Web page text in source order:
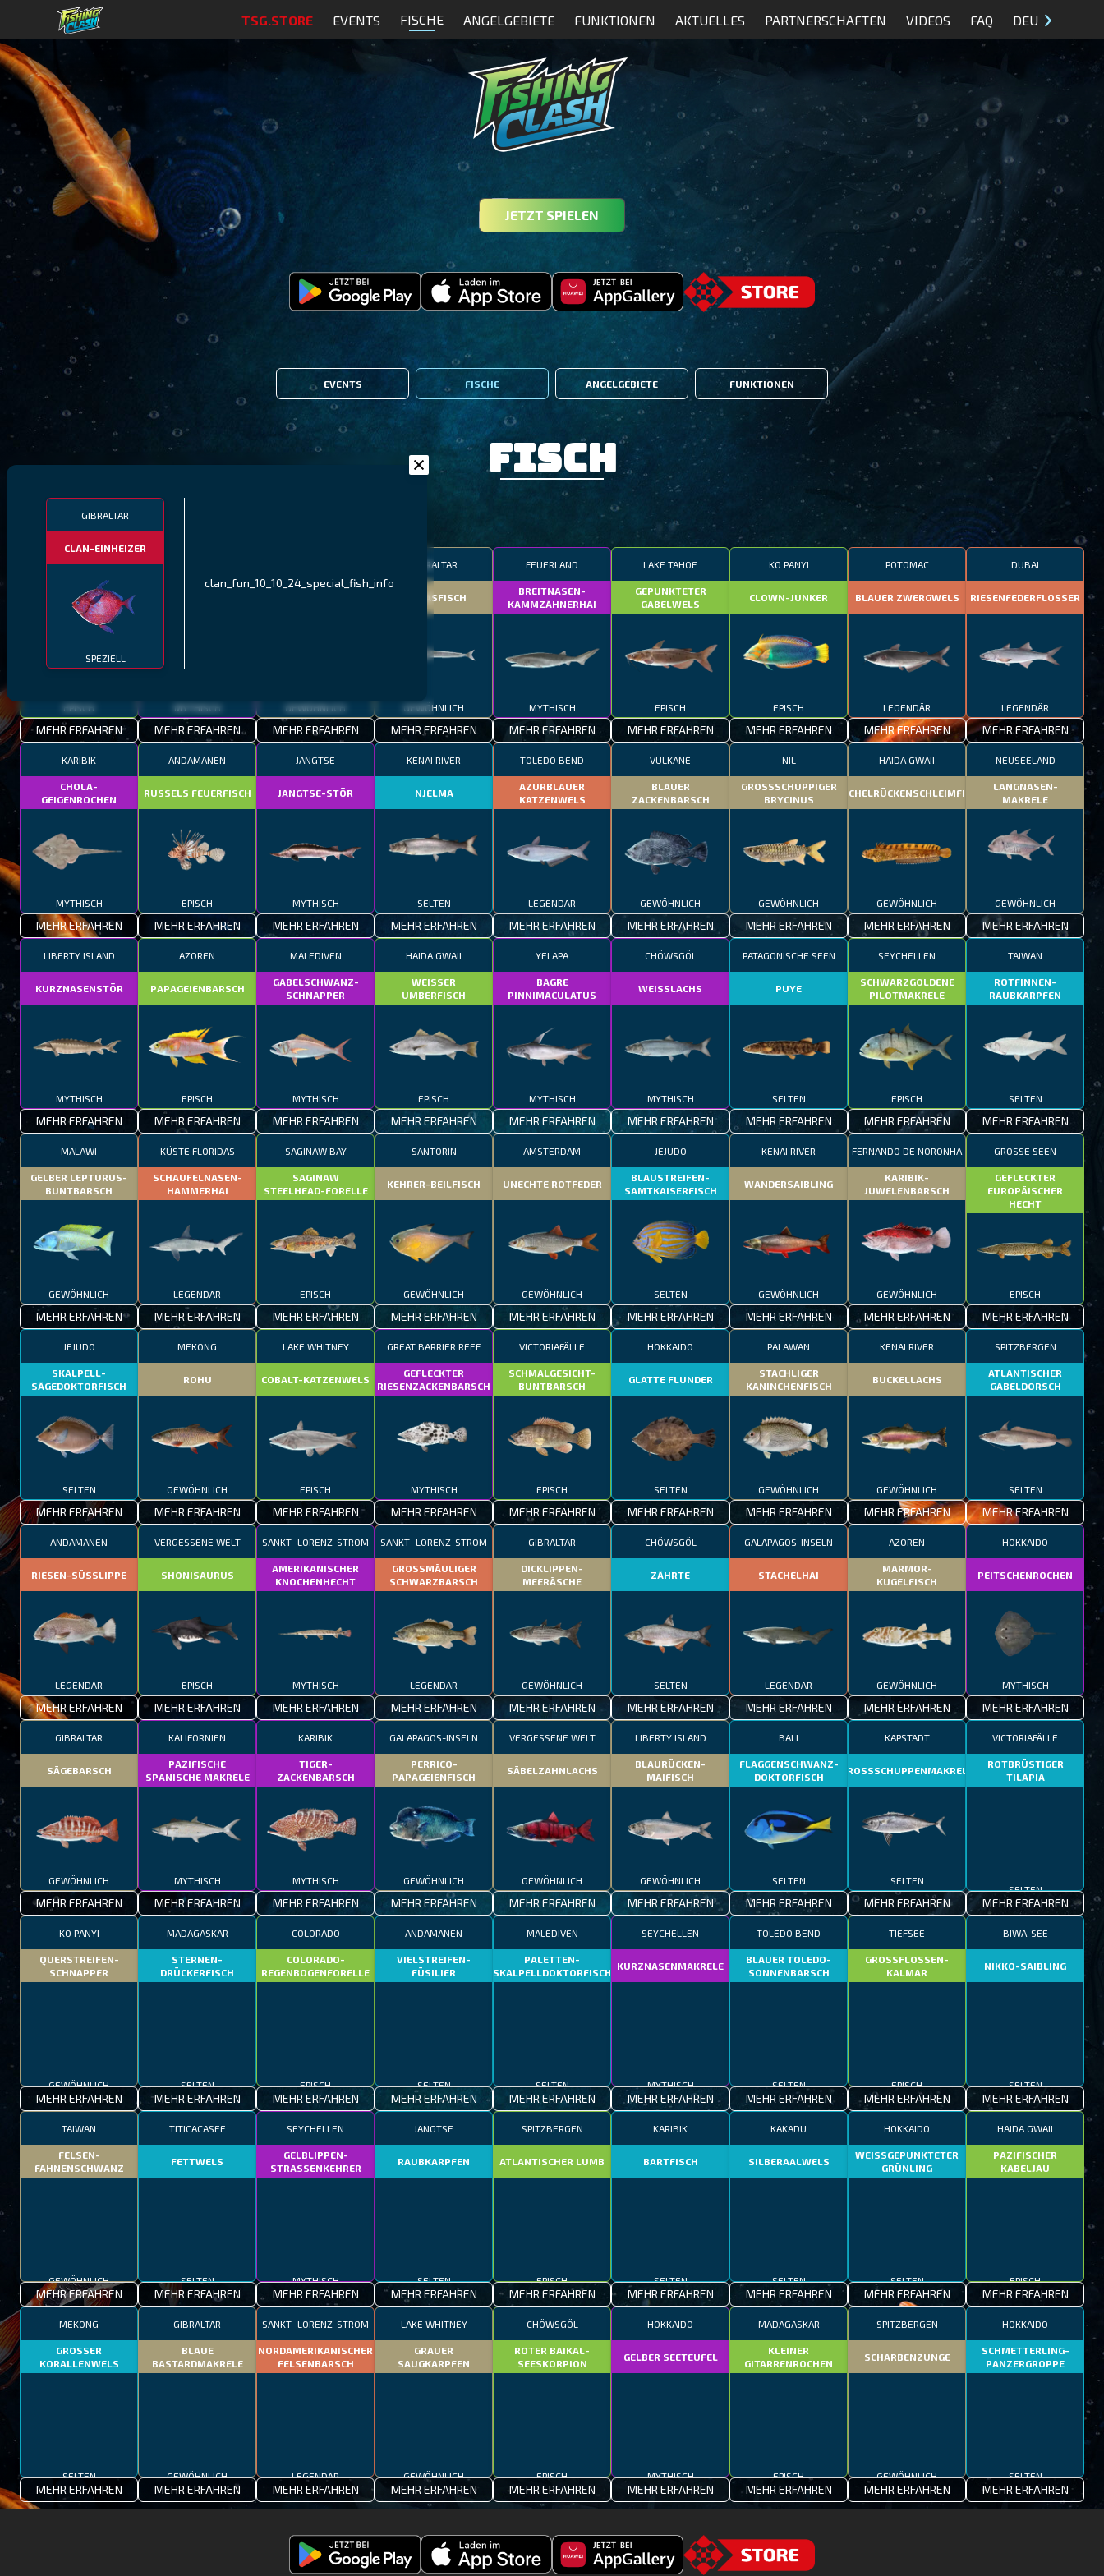
TSG.STORE EVENTS FISCHE ANGELGEBIETE FUNKTIONEN AKTUELLES PARTNERSCHAFTEN VIDEOS FAQ DEU
JETZT SPIELEN
EVENTS FISCHE ANGELGEBIETE FUNKTIONEN
GIBRALTAR
CLAN-EINHEIZER
SPEZIELL
clan_fun_10_10_24_special_fish_info
Fisch
MALAWI
GESTRECKTER
SCHABEMUND-
BUNTBARSCH
EPISCH
MEHR ERFAHREN
NÖRDLICHE FJORDE
MYTHISCH
MEHR ERFAHREN
MEXIKANISCHER
GEWÖHNLICH
MEHR ERFAHREN
GIBRALTAR
TOBIASFISCH
GEWÖHNLICH
MEHR ERFAHREN
FEUERLAND
BREITNASEN-
KAMMZÄHNERHAI
MYTHISCH
MEHR ERFAHREN
LAKE TAHOE
GEPUNKTETER
GABELWELS
EPISCH
MEHR ERFAHREN
KO PANYI
CLOWN-JUNKER
EPISCH
MEHR ERFAHREN
POTOMAC
BLAUER ZWERGWELS
LEGENDÄR
MEHR ERFAHREN
DUBAI
RIESENFEDERFLOSSER
LEGENDÄR
MEHR ERFAHREN
KARIBIK
CHOLA-
GEIGENROCHEN
MYTHISCH
MEHR ERFAHREN
ANDAMANEN
RUSSELS FEUERFISCH
EPISCH
MEHR ERFAHREN
JANGTSE
JANGTSE-STÖR
MYTHISCH
MEHR ERFAHREN
KENAI RIVER
NJELMA
SELTEN
MEHR ERFAHREN
TOLEDO BEND
AZURBLAUER
KATZENWELS
LEGENDÄR
MEHR ERFAHREN
VULKANE
BLAUER
ZACKENBARSCH
GEWÖHNLICH
MEHR ERFAHREN
NIL
GROSSSCHUPPIGER
BRYCINUS
GEWÖHNLICH
MEHR ERFAHREN
HAIDA GWAII
STACHELRÜCKENSCHLEIMFISCH
GEWÖHNLICH
MEHR ERFAHREN
NEUSEELAND
LANGNASEN-
MAKRELE
GEWÖHNLICH
MEHR ERFAHREN
LIBERTY ISLAND
KURZNASENSTÖR
MYTHISCH
MEHR ERFAHREN
AZOREN
PAPAGEIENBARSCH
EPISCH
MEHR ERFAHREN
MALEDIVEN
GABELSCHWANZ-
SCHNAPPER
MYTHISCH
MEHR ERFAHREN
HAIDA GWAII
WEISSER
UMBERFISCH
EPISCH
MEHR ERFAHREN
YELAPA
BAGRE
PINNIMACULATUS
MYTHISCH
MEHR ERFAHREN
CHÖWSGÖL
WEISSLACHS
MYTHISCH
MEHR ERFAHREN
PATAGONISCHE SEEN
PUYE
SELTEN
MEHR ERFAHREN
SEYCHELLEN
SCHWARZGOLDENE
PILOTMAKRELE
EPISCH
MEHR ERFAHREN
TAIWAN
ROTFINNEN-
RAUBKARPFEN
SELTEN
MEHR ERFAHREN
MALAWI
GELBER LEPTURUS-
BUNTBARSCH
GEWÖHNLICH
MEHR ERFAHREN
KÜSTE FLORIDAS
SCHAUFELNASEN-
HAMMERHAI
LEGENDÄR
MEHR ERFAHREN
SAGINAW BAY
SAGINAW
STEELHEAD-FORELLE
EPISCH
MEHR ERFAHREN
SANTORIN
KEHRER-BEILFISCH
GEWÖHNLICH
MEHR ERFAHREN
AMSTERDAM
UNECHTE ROTFEDER
GEWÖHNLICH
MEHR ERFAHREN
JEJUDO
BLAUSTREIFEN-
SAMTKAISERFISCH
SELTEN
MEHR ERFAHREN
KENAI RIVER
WANDERSAIBLING
GEWÖHNLICH
MEHR ERFAHREN
FERNANDO DE NORONHA
KARIBIK-
JUWELENBARSCH
GEWÖHNLICH
MEHR ERFAHREN
GROSSE SEEN
GEFLECKTER
EUROPÄISCHER
HECHT
EPISCH
MEHR ERFAHREN
JEJUDO
SKALPELL-
SÄGEDOKTORFISCH
SELTEN
MEHR ERFAHREN
MEKONG
ROHU
GEWÖHNLICH
MEHR ERFAHREN
LAKE WHITNEY
COBALT-KATZENWELS
EPISCH
MEHR ERFAHREN
GREAT BARRIER REEF
GEFLECKTER
RIESENZACKENBARSCH
MYTHISCH
MEHR ERFAHREN
VICTORIAFÄLLE
SCHMALGESICHT-
BUNTBARSCH
EPISCH
MEHR ERFAHREN
HOKKAIDO
GLATTE FLUNDER
SELTEN
MEHR ERFAHREN
PALAWAN
STACHLIGER
KANINCHENFISCH
GEWÖHNLICH
MEHR ERFAHREN
KENAI RIVER
BUCKELLACHS
GEWÖHNLICH
MEHR ERFAHREN
SPITZBERGEN
ATLANTISCHER
GABELDORSCH
SELTEN
MEHR ERFAHREN
ANDAMANEN
RIESEN-SÜSSLIPPE
LEGENDÄR
MEHR ERFAHREN
VERGESSENE WELT
SHONISAURUS
EPISCH
MEHR ERFAHREN
SANKT- LORENZ-STROM
AMERIKANISCHER
KNOCHENHECHT
MYTHISCH
MEHR ERFAHREN
SANKT- LORENZ-STROM
GROSSMÄULIGER
SCHWARZBARSCH
LEGENDÄR
MEHR ERFAHREN
GIBRALTAR
DICKLIPPEN-
MEERÄSCHE
GEWÖHNLICH
MEHR ERFAHREN
CHÖWSGÖL
ZÄHRTE
SELTEN
MEHR ERFAHREN
GALAPAGOS-INSELN
STACHELHAI
LEGENDÄR
MEHR ERFAHREN
AZOREN
MARMOR-
KUGELFISCH
GEWÖHNLICH
MEHR ERFAHREN
HOKKAIDO
PEITSCHENROCHEN
MYTHISCH
MEHR ERFAHREN
GIBRALTAR
SÄGEBARSCH
GEWÖHNLICH
MEHR ERFAHREN
KALIFORNIEN
PAZIFISCHE
SPANISCHE MAKRELE
MYTHISCH
MEHR ERFAHREN
KARIBIK
TIGER-
ZACKENBARSCH
MYTHISCH
MEHR ERFAHREN
GALAPAGOS-INSELN
PERRICO-
PAPAGEIENFISCH
GEWÖHNLICH
MEHR ERFAHREN
VERGESSENE WELT
SÄBELZAHNLACHS
GEWÖHNLICH
MEHR ERFAHREN
LIBERTY ISLAND
BLAURÜCKEN-
MAIFISCH
GEWÖHNLICH
MEHR ERFAHREN
BALI
FLAGGENSCHWANZ-
DOKTORFISCH
SELTEN
MEHR ERFAHREN
KAPSTADT
GROSSSCHUPPENMAKRELE
SELTEN
MEHR ERFAHREN
VICTORIAFÄLLE
ROTBRÜSTIGER
TILAPIA
MEHR ERFAHREN
KO PANYI
QUERSTREIFEN-
SCHNAPPER
MEHR ERFAHREN
MADAGASKAR
STERNEN-
DRÜCKERFISCH
MEHR ERFAHREN
COLORADO
COLORADO-
REGENBOGENFORELLE
MEHR ERFAHREN
ANDAMANEN
VIELSTREIFEN-
FÜSILIER
MEHR ERFAHREN
MALEDIVEN
PALETTEN-
SKALPELLDOKTORFISCH
MEHR ERFAHREN
SEYCHELLEN
KURZNASENMAKRELE
MEHR ERFAHREN
TOLEDO BEND
BLAUER TOLEDO-
SONNENBARSCH
MEHR ERFAHREN
TIEFSEE
GROSSFLOSSEN-
KALMAR
MEHR ERFAHREN
BIWA-SEE
NIKKO-SAIBLING
MEHR ERFAHREN
TAIWAN
FELSEN-
FAHNENSCHWANZ
MEHR ERFAHREN
TITICACASEE
FETTWELS
MEHR ERFAHREN
SEYCHELLEN
GELBLIPPEN-
STRASSENKEHRER
MEHR ERFAHREN
JANGTSE
RAUBKARPFEN
MEHR ERFAHREN
SPITZBERGEN
ATLANTISCHER LUMB
MEHR ERFAHREN
KARIBIK
BARTFISCH
MEHR ERFAHREN
KAKADU
SILBERAALWELS
MEHR ERFAHREN
HOKKAIDO
WEISSGEPUNKTETER
GRÜNLING
MEHR ERFAHREN
HAIDA GWAII
PAZIFISCHER
KABELJAU
MEHR ERFAHREN
MEKONG
GROSSER
KORALLENWELS
MEHR ERFAHREN
GIBRALTAR
BLAUE
BASTARDMAKRELE
GEWÖHNLICH
MEHR ERFAHREN
SANKT- LORENZ-STROM
NORDAMERIKANISCHER
FELSENBARSCH
LEGENDÄR
MEHR ERFAHREN
LAKE WHITNEY
GRAUER
SAUGKARPFEN
GEWÖHNLICH
MEHR ERFAHREN
CHÖWSGÖL
ROTER BAIKAL-
SEESKORPION
EPISCH
MEHR ERFAHREN
HOKKAIDO
GELBER SEETEUFEL
MYTHISCH
MEHR ERFAHREN
MADAGASKAR
KLEINER
GITARRENROCHEN
EPISCH
MEHR ERFAHREN
SPITZBERGEN
SCHARBENZUNGE
GEWÖHNLICH
MEHR ERFAHREN
HOKKAIDO
SCHMETTERLING-
PANZERGROPPE
SELTEN
MEHR ERFAHREN